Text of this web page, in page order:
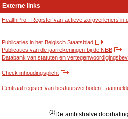
Externe links
HealthPro - Register van actieve zorgverleners in
Publicaties in het Belgisch Staatsblad
Publicaties van de jaarrekeningen bij de NBB
Databank van statuten en
Check inhoudingsplicht
Centraal register van bestuursverboden -
(1)De ambtshalve